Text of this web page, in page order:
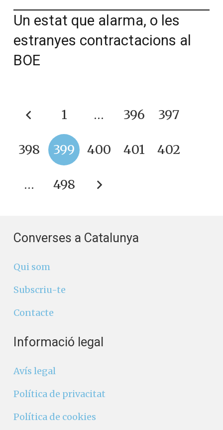
Un estat que alarma, o les
estranyes contractacions al
BOE
1 … 396 397
398 399 400 401 402
… 498
Converses a Catalunya
Qui som
Subscriu-te
Contacte
Informació legal
Avís legal
Política de privacitat
Política de cookies